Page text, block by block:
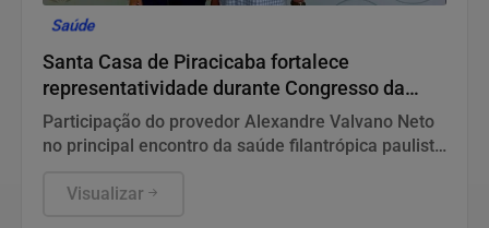
Saúde
Santa Casa de Piracicaba fortalece
representatividade durante Congresso da
FEHOSP
Participação do provedor Alexandre Valvano Neto
no principal encontro da saúde filantrópica paulista
gestão de excelência e o fortalecimento do SUS
Visualizar